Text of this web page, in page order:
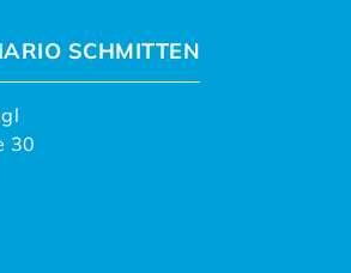
SCHMITTEN
30